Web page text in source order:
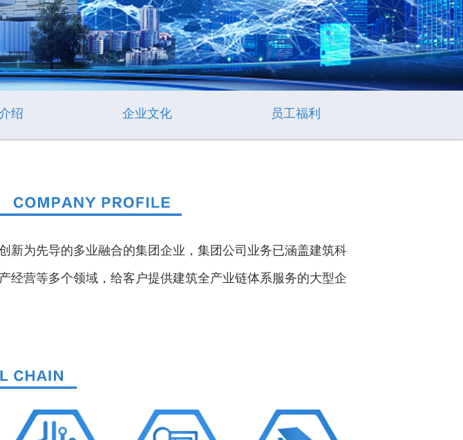
绍 企业文化 员工福利
为先导的多业融合的集团企业，集团公司业务已涵盖建筑科
经营等多个领域，给客户提供建筑全产业链体系服务的大型企